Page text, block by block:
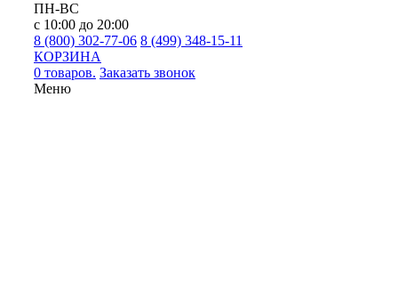
ПН-ВС
с 10:00 до 20:00
8 (800) 302-77-06 8 (499) 348-15-11
КОРЗИНА
0 товаров. Заказать звонок
Меню